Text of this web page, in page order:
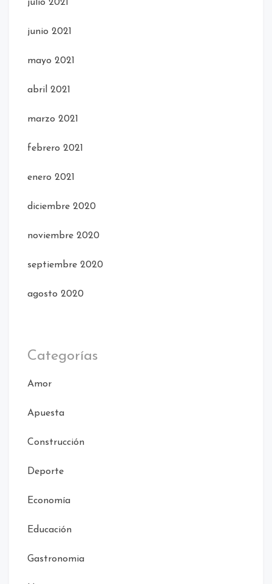
julio 2021
junio 2021
mayo 2021
abril 2021
marzo 2021
febrero 2021
enero 2021
diciembre 2020
noviembre 2020
septiembre 2020
agosto 2020
Categorías
Amor
Apuesta
Construcción
Deporte
Economía
Educación
Gastronomia